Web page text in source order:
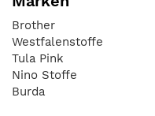
Brother
Westfalenstoffe
Tula Pink
Nino Stoffe
Burda